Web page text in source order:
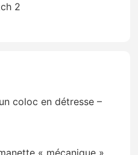
2
coloc en détresse –
« mécanique »